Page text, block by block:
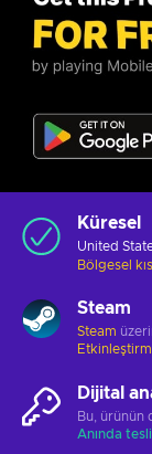
Küresel
United
Bölgesel
Steam
Steam
Dijital
Bu, ürünün
Anında